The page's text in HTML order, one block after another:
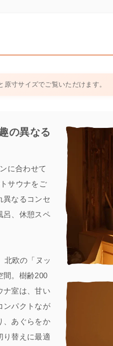
寸サイズでご覧いただけます。
の異なる
に合わせて
サウナをご
異なるコンセ
呂、休憩スペ
北欧の「ヌッ
間。樹齢200
ナ室は、甘い
ンパクトなが
、あぐらをか
り替えに最適